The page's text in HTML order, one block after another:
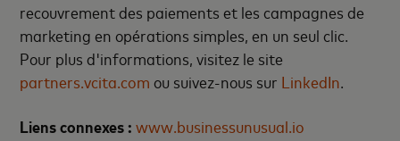
recouvrement des paiements et les campagnes de
marketing en opérations simples, en un seul clic.
Pour plus d'informations, visitez le site
partners.vcita.comou suivez-nous sur LinkedIn.
Liens connexes : www.businessunusual.io